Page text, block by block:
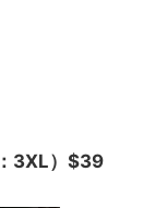
3XL）$39